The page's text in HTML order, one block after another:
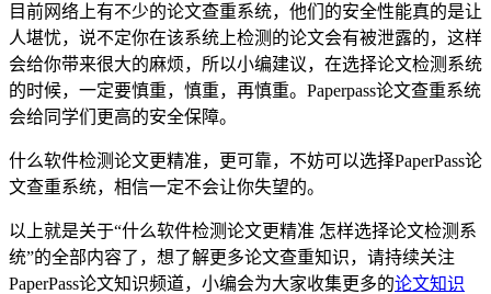
目前网络上有不少的论文查重系统，他们的安全性能真的是让
人堪忧，说不定你在该系统上检测的论文会有被泄露的，这样
会给你带来很大的麻烦，所以小编建议，在选择论文检测系统
的时候，一定要慎重，慎重，再慎重。Paperpass论文查重系统
会给同学们更高的安全保障。
什么软件检测论文更精准，更可靠，不妨可以选择PaperPass论
文查重系统，相信一定不会让你失望的。
以上就是关于“什么软件检测论文更精准 怎样选择论文检测系
统”的全部内容了，想了解更多论文查重知识，请持续关注
PaperPass论文知识频道，小编会为大家收集更多的论文知识